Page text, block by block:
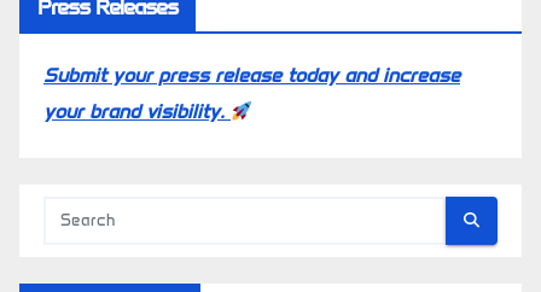
Press Releases
Submit your press release today and increase
your brand visibility.